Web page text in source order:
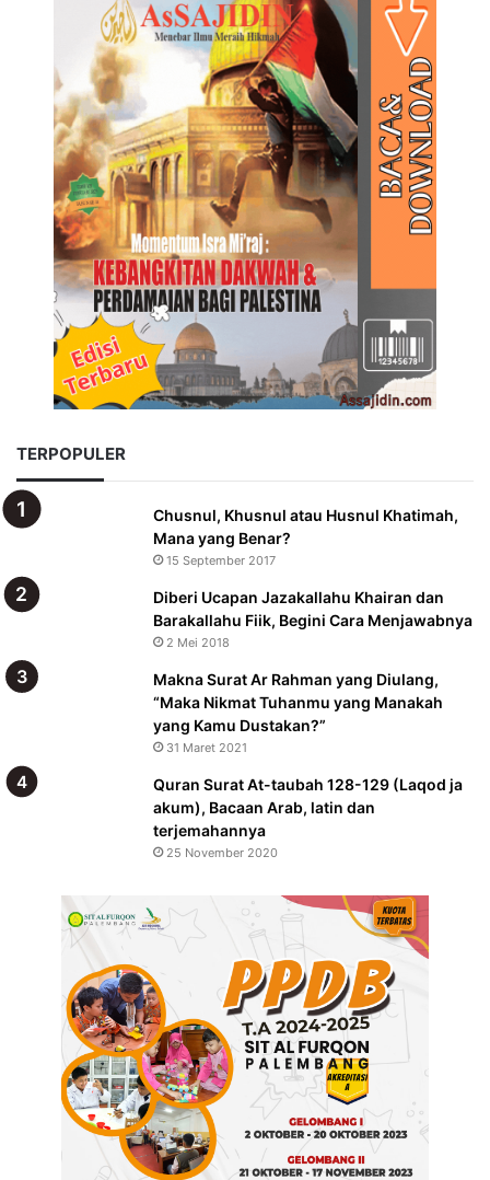
TERPOPULER
Chusnul, Khusnul atau Husnul Khatimah,
Mana yang Benar?
15 September 2017
Diberi Ucapan Jazakallahu Khairan dan
Barakallahu Fiik, Begini Cara Menjawabnya
2 Mei 2018
Makna Surat Ar Rahman yang Diulang,
“Maka Nikmat Tuhanmu yang Manakah
yang Kamu Dustakan?”
31 Maret 2021
Quran Surat At-taubah 128-129 (Laqod ja
akum), Bacaan Arab, latin dan
terjemahannya
25 November 2020